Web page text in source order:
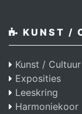
KUNST /
Kunst / Cultuur
Exposities
Leeskring
Harmoniekoor